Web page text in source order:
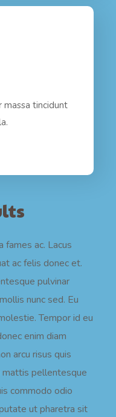
massa tincidunt
ac. Lacus
ac felis donec et.
pulvinar
nunc sed. Eu
Tempor id eu
enim diam
arcu risus quis
mattis pellentesque
commodo odio
ut pharetra sit